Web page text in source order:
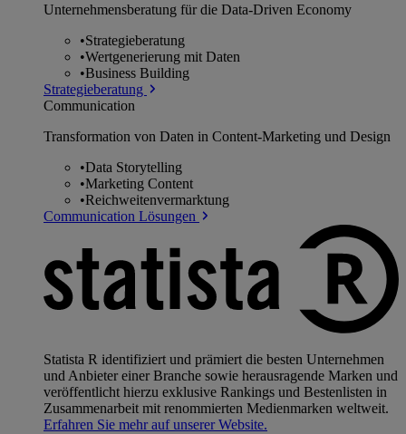
Unternehmens­beratung für die Data-Driven Economy
•Strategieberatung
•Wertgenerierung mit Daten
•Business Building
Strategieberatung
Communication
Transformation von Daten in Content-Marketing und Design
•Data Storytelling
•Marketing Content
•Reichweitenvermarktung
Communication Lösungen
Statista R identifiziert und prämiert die besten Unternehmen
und Anbieter einer Branche sowie herausragende Marken und
veröffentlicht hierzu exklusive Rankings und Bestenlisten in
Zusammenarbeit mit renommierten Medienmarken weltweit.
Erfahren Sie mehr auf unserer Website.